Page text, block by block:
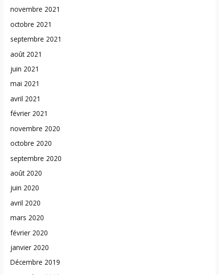
novembre 2021
octobre 2021
septembre 2021
août 2021
juin 2021
mai 2021
avril 2021
février 2021
novembre 2020
octobre 2020
septembre 2020
août 2020
juin 2020
avril 2020
mars 2020
février 2020
janvier 2020
Décembre 2019